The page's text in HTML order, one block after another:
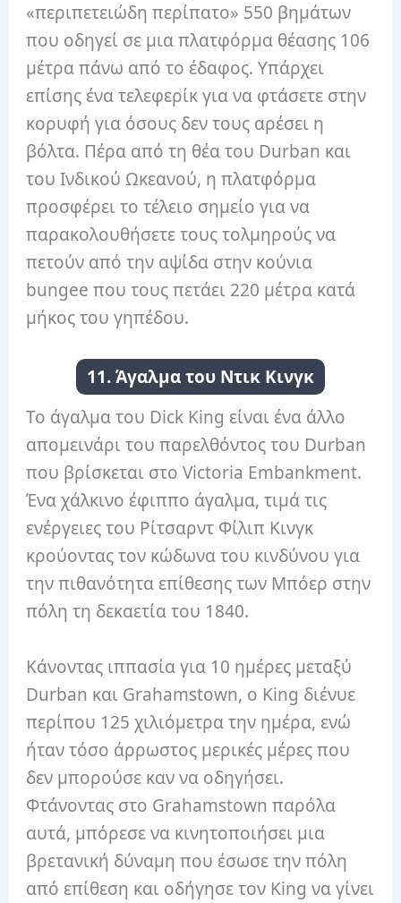
«περιπετειώδη περίπατο» 550 βημάτων
που οδηγεί σε μια πλατφόρμα θέασης 106
μέτρα πάνω από το έδαφος. Υπάρχει
επίσης ένα τελεφερίκ για να φτάσετε στην
κορυφή για όσους δεν τους αρέσει η
βόλτα. Πέρα από τη θέα του Durban και
του Ινδικού Ωκεανού, η πλατφόρμα
προσφέρει το τέλειο σημείο για να
παρακολουθήσετε τους τολμηρούς να
πετούν από την αψίδα στην κούνια
bungee που τους πετάει 220 μέτρα κατά
μήκος του γηπέδου.
11. Άγαλμα του Ντικ Κινγκ
Το άγαλμα του Dick King είναι ένα άλλο
απομεινάρι του παρελθόντος του Durban
που βρίσκεται στο Victoria Embankment.
Ένα χάλκινο έφιππο άγαλμα, τιμά τις
ενέργειες του Ρίτσαρντ Φίλιπ Κινγκ
κρούοντας τον κώδωνα του κινδύνου για
την πιθανότητα επίθεσης των Μπόερ στην
πόλη τη δεκαετία του 1840.
Κάνοντας ιππασία για 10 ημέρες μεταξύ
Durban και Grahamstown, ο King διένυε
περίπου 125 χιλιόμετρα την ημέρα, ενώ
ήταν τόσο άρρωστος μερικές μέρες που
δεν μπορούσε καν να οδηγήσει.
Φτάνοντας στο Grahamstown παρόλα
αυτά, μπόρεσε να κινητοποιήσει μια
βρετανική δύναμη που έσωσε την πόλη
από επίθεση και οδήγησε τον King να γίνει